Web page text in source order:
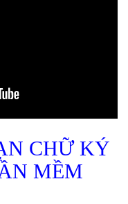
CHỮ KÝ
MỀM